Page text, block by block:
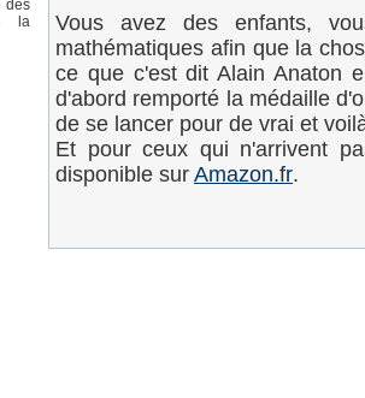
des
la
Vous avez des enfants,
mathématiques afin que la
ce que c'est dit Alain Anaton
d'abord remporté la médaille
de se lancer pour de vrai et
Et pour ceux qui n'arrivent
disponible sur Amazon.fr.